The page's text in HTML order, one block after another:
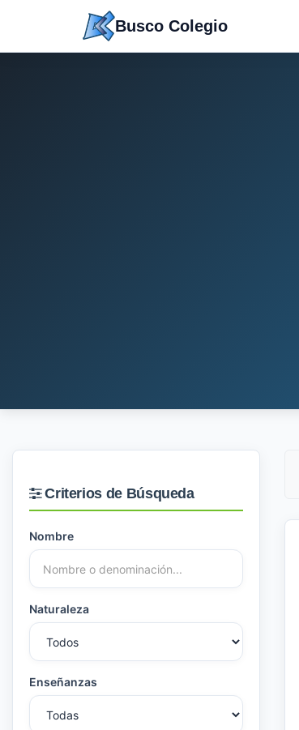
Busco Colegio
Criterios de Búsqueda
Nombre
Naturaleza
Enseñanzas